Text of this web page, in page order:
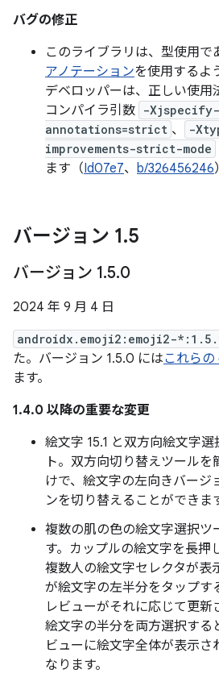
バグの修正
このライブラリは、型使用で
アノテーションを使用するよ
デベロッパーは、正しい使用
コンパイラ引数 -Xjspecify-
annotations=strict 、
-
improvements-strict-mode
ます（Id07e7、 b/326456246）
バージョン 1.5
バージョン 1.5.0
2024 年 9 月 4 日
androidx.emoji2:emoji2-
た。バージョン 1.5.0 にはこれら
ます。
1.4.0 以降の重要な変更
絵文字 15.1 と双方向絵文字
ト。双方向切り替えツール
けで、絵文字の左向きバージ
ンを切り替えることができま
複数の肌の色の絵文字選択ツ
す。カップルの絵文字を長押
複数人の絵文字セレクタが表
が絵文字の左半分をタップす
レビューがそれに応じて更新
絵文字の半分を両方選択する
ビューに絵文字全体が表示さ
なります。